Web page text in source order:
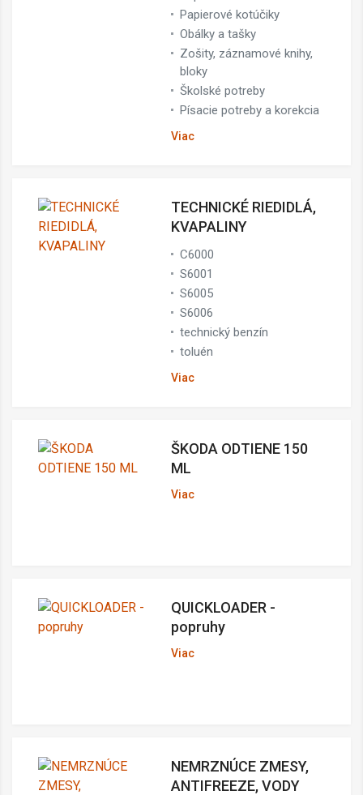
Papierové kotúčiky
Obálky a tašky
Zošity, záznamové knihy,
bloky
Školské potreby
Písacie potreby a korekcia
Viac
TECHNICKÉ RIEDIDLÁ,
KVAPALINY
C6000
S6001
S6005
S6006
technický benzín
toluén
Viac
ŠKODA ODTIENE 150
ML
Viac
QUICKLOADER -
popruhy
Viac
NEMRZNÚCE ZMESY,
ANTIFREEZE, VODY